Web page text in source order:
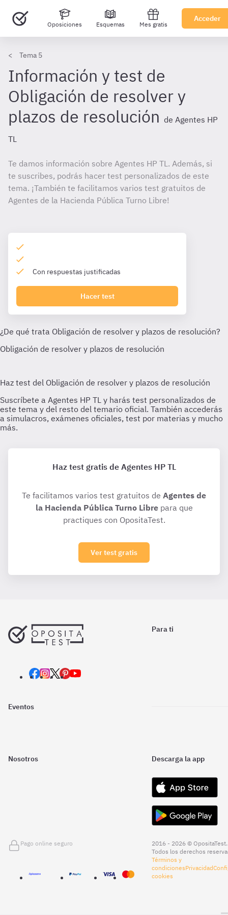
Oposiciones Esquemas Mes gratis
Acceder
Tema 5
Información y test de
Obligación de resolver y
plazos de resolución de Agentes HP
TL
Te damos información sobre Agentes HP TL. Además, si
te suscribes, podrás hacer test personalizados de este
tema. ¡También te facilitamos varios test gratuitos de
Agentes de la Hacienda Pública Turno Libre!
Con respuestas justificadas
Hacer test
Haz test gratis de Agentes HP TL
Te facilitamos varios test gratuitos de Agentes de
la Hacienda Pública Turno Librepara que
practiques con OpositaTest.
Ver test gratis
Para ti
Eventos
Nosotros Descarga la app
Pago online seguro
2016 - 2026 © OpositaTest.
Todos los derechos
Términos y
condicionesPrivacidad
cookies